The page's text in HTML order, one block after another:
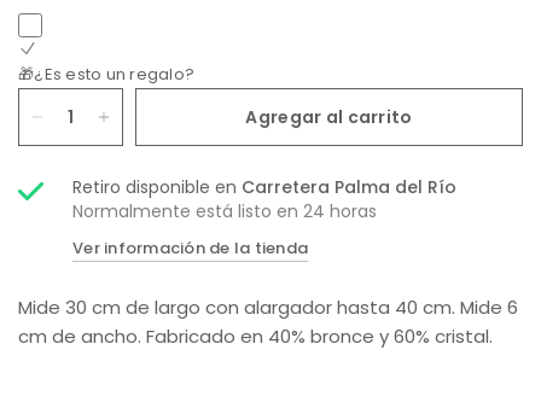
🎁¿Es esto un regalo?
Agregar al carrito
Retiro disponible en Carretera Palma del Río
Normalmente está listo en 24 horas
Ver información de la tienda
Mide 30 cm de largo con alargador hasta 40 cm. Mide 6
cm de ancho. Fabricado en 40% bronce y 60% cristal.